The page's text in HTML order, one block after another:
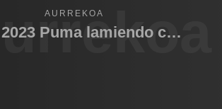
AURREKOA
Chile 2023 Puma lamiendo cria 02